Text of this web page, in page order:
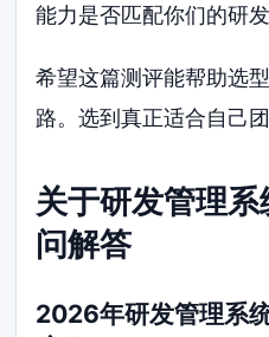
能力是否匹配你们的研发
希望这篇测评能帮助选
路。选到真正适合自己
关于研发管理
问解答
2026年研发管理系